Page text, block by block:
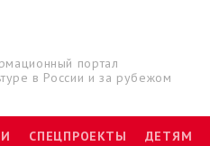
портал
в России и за рубежом
СПЕЦПРОЕКТЫ ДЕТЯМ